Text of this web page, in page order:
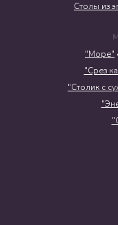
Столы из
"Море"
"Срез
"Столик с